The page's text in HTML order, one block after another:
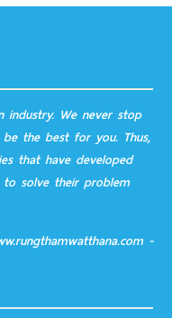
industry. We never stop
the best for you. Thus,
that have developed
solve their problem
-